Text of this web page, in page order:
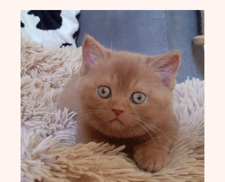
X-Wurf vom 27.04.2025
W-Wurf vom 24.04.2025
V-Wurf vom 20.04.2025
U-Wurf vom 13.04.2025
T-Wurf vom 30.09.2024
S-Wurf vom 19.07.2024
R-Wurf vom 14.05.2024
Q-Wurf vom 06.04.2024